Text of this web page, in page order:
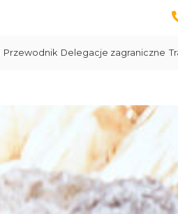
Przewodnik Delegacje zagraniczne